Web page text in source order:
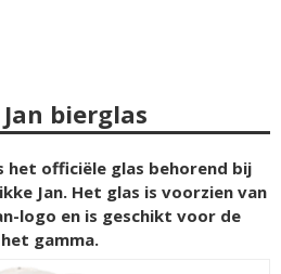
bierglas
het officiële glas behorend bij
Jan. Het glas is voorzien van
logo en is geschikt voor de
gamma.